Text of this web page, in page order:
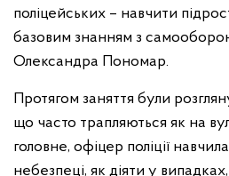
поліцейських – навчити
базовим знанням з
Олександра Пономар.
Протягом заняття були
що часто трапляються як на
головне, офіцер поліції
небезпеці, як діяти у